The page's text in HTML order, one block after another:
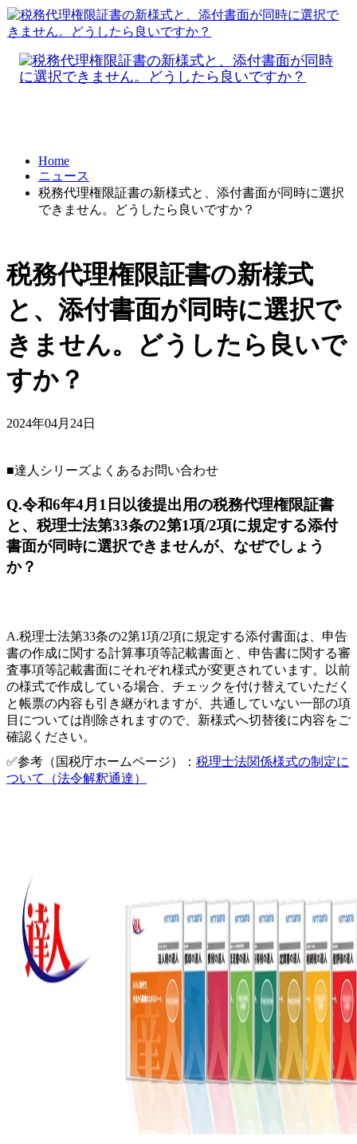
Home
ニュース
税務代理権限証書の新様式と、添付書面が同時に選択
できません。どうしたら良いですか？
税務代理権限証書の新様式
と、添付書面が同時に選択で
きません。どうしたら良いで
すか？
2024年04月24日
■達人シリーズよくあるお問い合わせ
Q.令和6年4月1日以後提出用の税務代理権限証書
と、税理士法第33条の2第1項/2項に規定する添付
書面が同時に選択できませんが、なぜでしょう
か？
A.税理士法第33条の2第1項/2項に規定する添付書面は、申告
書の作成に関する計算事項等記載書面と、申告書に関する審
査事項等記載書面にそれぞれ様式が変更されています。以前
の様式で作成している場合、チェックを付け替えていただく
と帳票の内容も引き継がれますが、共通していない一部の項
目については削除されますので、新様式へ切替後に内容をご
確認ください。
✅参考（国税庁ホームページ）： 税理士法関係様式の制定に
ついて（法令解釈通達）